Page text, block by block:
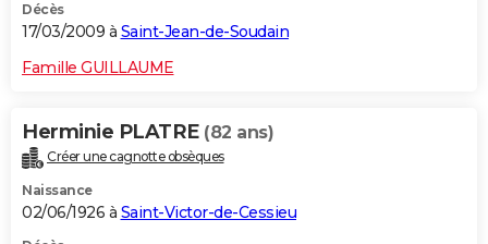
Décès
17/03/2009 à Saint-Jean-de-Soudain
Famille GUILLAUME
Herminie PLATRE (82 ans)
Créer une cagnotte obsèques
Naissance
02/06/1926 à Saint-Victor-de-Cessieu